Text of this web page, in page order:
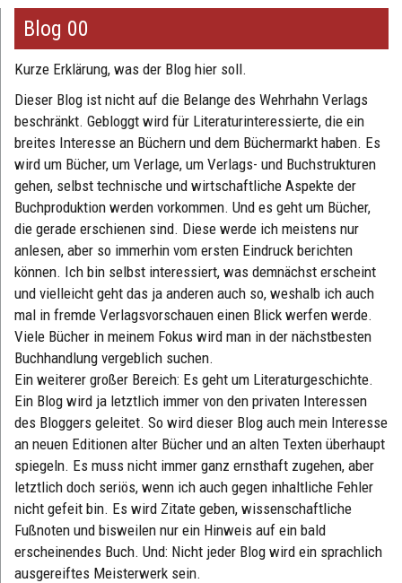
Blog 00
Kurze Erklärung, was der Blog hier soll.
Dieser Blog ist nicht auf die Belange des Wehrhahn Verlags
beschränkt. Gebloggt wird für Literaturinteressierte, die ein
breites Interesse an Büchern und dem Büchermarkt haben. Es
wird um Bücher, um Verlage, um Verlags- und Buchstrukturen
gehen, selbst technische und wirtschaftliche Aspekte der
Buchproduktion werden vorkommen. Und es geht um Bücher,
die gerade erschienen sind. Diese werde ich meistens nur
anlesen, aber so immerhin vom ersten Eindruck berichten
können. Ich bin selbst interessiert, was demnächst erscheint
und vielleicht geht das ja anderen auch so, weshalb ich auch
mal in fremde Verlagsvorschauen einen Blick werfen werde.
Viele Bücher in meinem Fokus wird man in der nächstbesten
Buchhandlung vergeblich suchen.
Ein weiterer großer Bereich: Es geht um Literaturgeschichte.
Ein Blog wird ja letztlich immer von den privaten Interessen
des Bloggers geleitet. So wird dieser Blog auch mein Interesse
an neuen Editionen alter Bücher und an alten Texten überhaupt
spiegeln. Es muss nicht immer ganz ernsthaft zugehen, aber
letztlich doch seriös, wenn ich auch gegen inhaltliche Fehler
nicht gefeit bin. Es wird Zitate geben, wissenschaftliche
Fußnoten und bisweilen nur ein Hinweis auf ein bald
erscheinendes Buch. Und: Nicht jeder Blog wird ein sprachlich
ausgereiftes Meisterwerk sein.